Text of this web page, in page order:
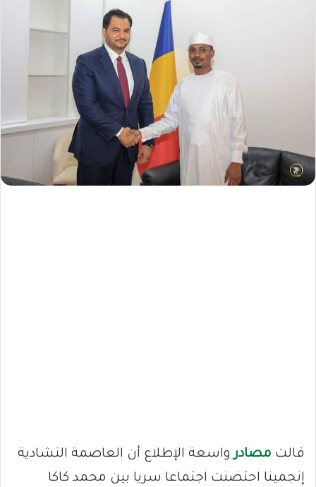
قالت مصادرواسعة الإطلاع أن العاصمة التشادية
إنجمينا احتضنت اجتماعا سريا بين محمد كاكا